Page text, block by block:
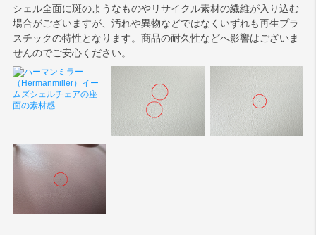
シェル全面に斑のようなものやリサイクル素材の繊維が入り込む
場合がございますが、汚れや異物などではなくいずれも再生プラ
スチックの特性となります。商品の耐久性などへ影響はございま
せんのでご安心ください。